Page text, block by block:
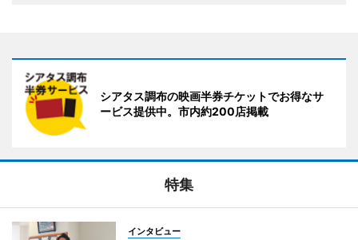
シアタス調布の映画半券チケットでお得なサ
ービス提供中。市内約200店掲載
特集
インタビュー